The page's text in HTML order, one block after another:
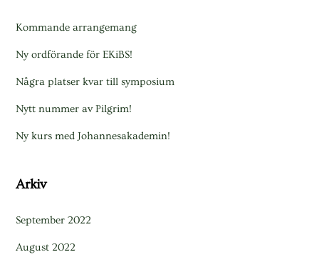
Kommande arrangemang
Ny ordförande för EKiBS!
Några platser kvar till symposium
Nytt nummer av Pilgrim!
Ny kurs med Johannesakademin!
Arkiv
September 2022
August 2022